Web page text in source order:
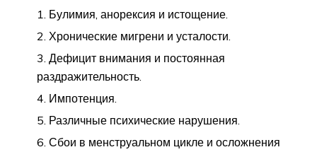
Булимия, анорексия и истощение.
Хронические мигрени и усталости.
Дефицит внимания и постоянная
раздражительность.
Импотенция.
Различные психические нарушения.
Сбои в менструальном цикле и осложнения